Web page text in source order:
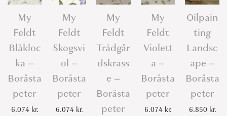
My
Feldt
Blåkloc
ka –
Boråsta
peter
6.074 kr.
My
Feldt
Skogsvi
ol –
Boråsta
peter
6.074 kr.
My
Feldt
Trädgår
dskrass
e –
Boråsta
peter
My
Feldt
Violett
a –
Boråsta
peter
6.074 kr.
Oilpain
ting
Landsc
ape –
Boråsta
peter
6.850 kr.